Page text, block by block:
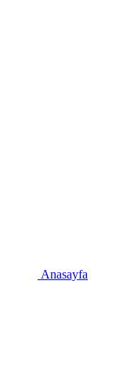
Anasayfa